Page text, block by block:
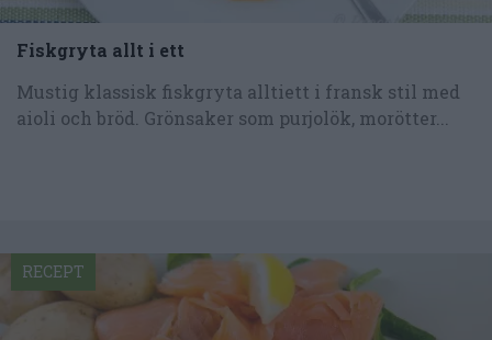
Fiskgryta allt i ett
Mustig klassisk fiskgryta alltiett i fransk stil med
aioli och bröd. Grönsaker som purjolök, morötter...
RECEPT